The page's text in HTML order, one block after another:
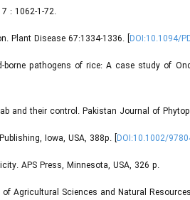
: 1062-1-72.
Plant Disease 67:1334-1336. [DOI:10.1094/
pathogens of rice: A case study of
and their control. Pakistan Journal of
Iowa, USA, 388p. [DOI:10.1002/
APS Press, Minnesota, USA, 326 p.
Agricultural Sciences and Natural